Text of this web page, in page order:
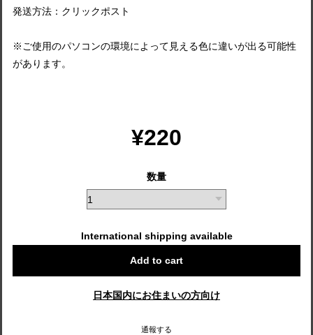
発送方法：クリックポスト
※ご使用のパソコンの環境によって見える色に違いが出る可能性
があります。
¥220
数量
International shipping available
Add to cart
日本国内にお住まいの方向け
通報する